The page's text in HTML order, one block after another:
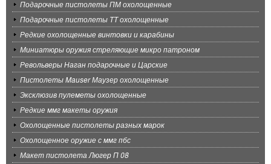
Подарочные пистолеты ПМ охолощенные
Подарочные пистолеты ТТ охолощенные
Редкие охолощенные винтовки и карабины
Миниатюры оружия стреляющие микро патроном
Револьверы Наган подарочные и Царские
Пистолеты Mauser Маузер охолощенные
Эксклюзив пулеметы охолощенные
Редкие ммг макеты оружия
Охолощенные пистолеты разных марок
Охолощенное оружие с ммг пбс
Макет пистолета Люгер П 08